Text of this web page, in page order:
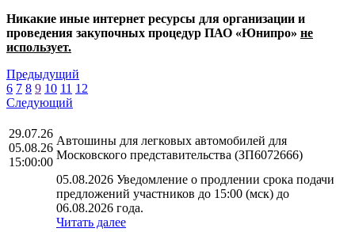
Никакие иные интернет ресурсы для организации и
проведения закупочных процедур ПАО «Юнипро» не
использует.
Предыдущий
6 7 8 9 10 11 12
Следующий
29.07.26
05.08.26
15:00:00
Автошины для легковых автомобилей для
Московского представительства (ЗП6072666)
05.08.2026 Уведомление о продлении срока подачи
предложений участников до 15:00 (мск) до
06.08.2026 года.
Читать далее